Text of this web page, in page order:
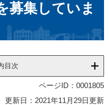
募集していま
目次
ページID：0001805
更新日：2021年11月29日更新